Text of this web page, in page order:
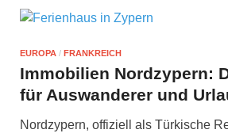
EUROPA / FRANKREICH
Immobilien Nordzypern:
für Auswanderer und
Nordzypern, offiziell als Türkische